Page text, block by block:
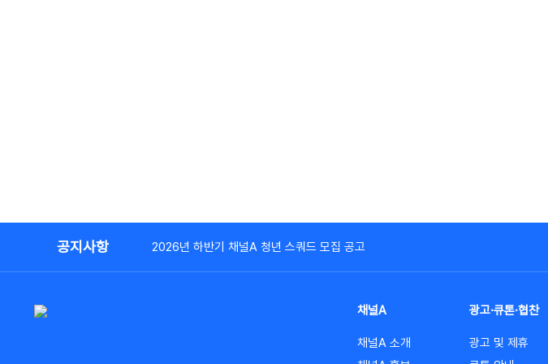
공지사항 2026년 하반기 채널A 청년 스쿼드 모집 공고
채널A
채널A 소개
광고·큐톤·협찬
광고 및 제휴